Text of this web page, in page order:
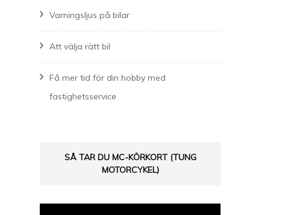
Varningsljus på bilar
Att välja rätt bil
Få mer tid för din hobby med
fastighetsservice
SÅ TAR DU MC-KÖRKORT (TUNG
MOTORCYKEL)